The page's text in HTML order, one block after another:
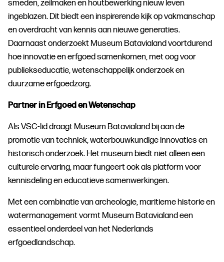
smeden, zeilmaken en houtbewerking nieuw leven
ingeblazen. Dit biedt een inspirerende kijk op vakmanschap
en overdracht van kennis aan nieuwe generaties.
Daarnaast onderzoekt Museum Batavialand voortdurend
hoe innovatie en erfgoed samenkomen, met oog voor
publiekseducatie, wetenschappelijk onderzoek en
duurzame erfgoedzorg.
Partner in Erfgoed en Wetenschap
Als VSC-lid draagt Museum Batavialand bij aan de
promotie van techniek, waterbouwkundige innovaties en
historisch onderzoek. Het museum biedt niet alleen een
culturele ervaring, maar fungeert ook als platform voor
kennisdeling en educatieve samenwerkingen.
Met een combinatie van archeologie, maritieme historie en
watermanagement vormt Museum Batavialand een
essentieel onderdeel van het Nederlands
erfgoedlandschap.